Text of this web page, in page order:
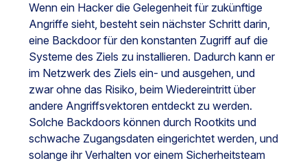
Wenn ein Hacker die Gelegenheit für zukünftige
Angriffe sieht, besteht sein nächster Schritt darin,
eine Backdoor für den konstanten Zugriff auf die
Systeme des Ziels zu installieren. Dadurch kann er
im Netzwerk des Ziels ein- und ausgehen, und
zwar ohne das Risiko, beim Wiedereintritt über
andere Angriffsvektoren entdeckt zu werden.
Solche Backdoors können durch Rootkits und
schwache Zugangsdaten eingerichtet werden, und
solange ihr Verhalten vor einem Sicherheitsteam